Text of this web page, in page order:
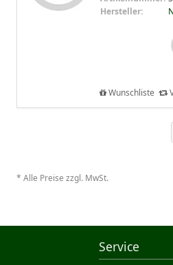
Hersteller:
Wunschliste
* Alle Preise zzgl. MwSt.
Service